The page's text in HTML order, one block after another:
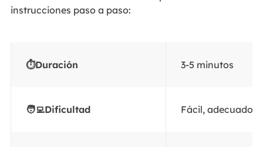
instrucciones paso a paso:
⏱️Duración 3-5 minutos
🧑‍💻Dificultad Fácil, adecuado